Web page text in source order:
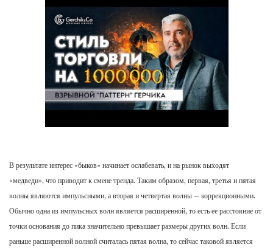
В результате интерес «быков» начинает ослабевать, и на рынок выходят
«медведи», что приводит к смене тренда. Таким образом, первая, третья и пятая
волны являются импульсными, а вторая и четвертая волны – коррекционными.
Обычно одна из импульсных волн является расширенной, то есть ее расстояние от
точки основания до пика значительно превышает размеры других волн. Если
раньше расширенной волной считалась пятая волна, то сейчас таковой является